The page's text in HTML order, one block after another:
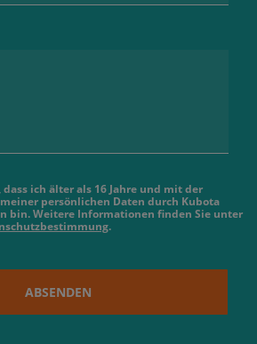
ich älter als 16 Jahre und mit der
persönlichen Daten durch Kubota
bin. Weitere Informationen finden Sie unter
.
ABSENDEN